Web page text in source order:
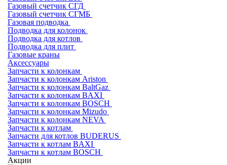
Газовый счетчик СГД
Газовый счетчик СГМБ
Газовая подводка
Подводка для колонок
Подводка для котлов
Подводка для плит
Газовые краны
Аксессуары
Запчасти к колонкам
Запчасти к колонкам Ariston
Запчасти к колонкам BaltGaz
Запчасти к колонкам BAXI
Запчасти к колонкам BOSCH
Запчасти к колонкам Mizudo
Запчасти к колонкам NEVA
Запчасти к котлам
Запчасти для котлов BUDERUS
Запчасти к котлам BAXI
Запчасти к котлам BOSCH
Акции